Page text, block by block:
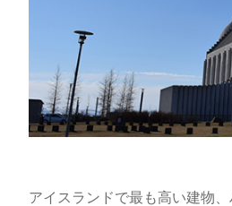
アイスランドで最も高い建物、